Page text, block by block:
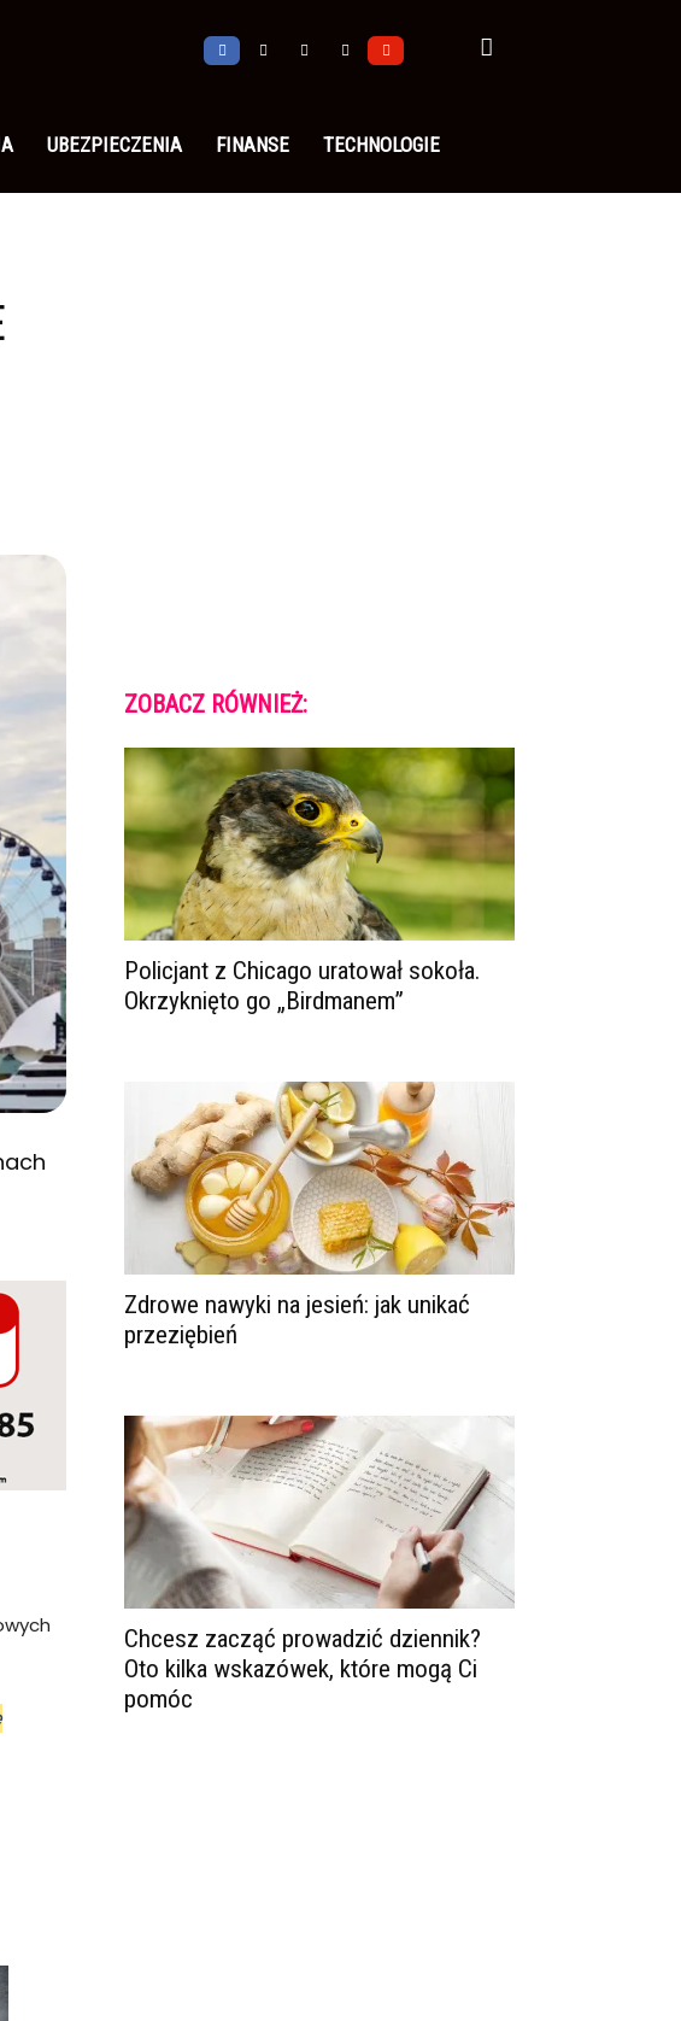
UBEZPIECZENIA FINANSE TECHNOLOGIE
ZOBACZ RÓWNIEŻ:
Policjant z Chicago uratował sokoła.
Okrzyknięto go „Birdmanem”
Zdrowe nawyki na jesień: jak unikać
przeziębień
Chcesz zacząć prowadzić dziennik?
Oto kilka wskazówek, które mogą Ci
pomóc